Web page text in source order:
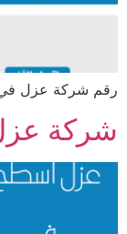
رقم شركة عزل
شركة